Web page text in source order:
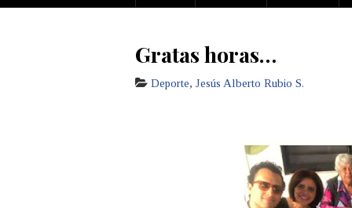
Gratas horas…
Deporte, Jesús Alberto Rubio S.